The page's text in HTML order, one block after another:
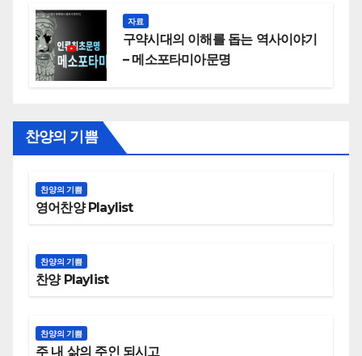
자료
구약시대의 이해를 돕는 역사이야기
– 메소포타미아문명
찬양의 기쁨
찬양의 기쁨
영어찬양 Playlist
찬양의 기쁨
찬양 Playlist
찬양의 기쁨
주 내 삶의 주인 되시고